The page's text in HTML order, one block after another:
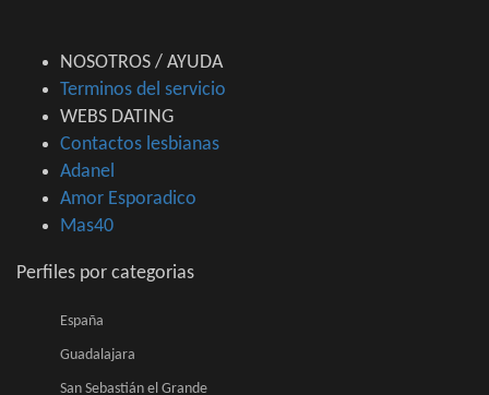
NOSOTROS / AYUDA
Terminos del servicio
WEBS DATING
Contactos lesbianas
Adanel
Amor Esporadico
Mas40
Perfiles por categorias
España
Guadalajara
San Sebastián el Grande